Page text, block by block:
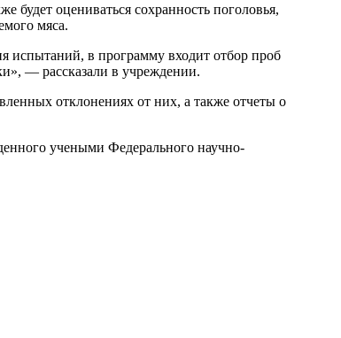
оцениваться сохранность поголовья,
мяса.
испытаний, в программу входит отбор проб
— рассказали в учреждении.
отклонениях от них, а также отчеты о
учеными Федерального научно-